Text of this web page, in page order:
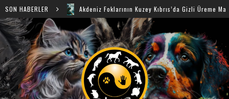
SON HABERLER Akdeniz Foklarının Kuzey Kıbrıs’da Gizli Üreme Mağaraları